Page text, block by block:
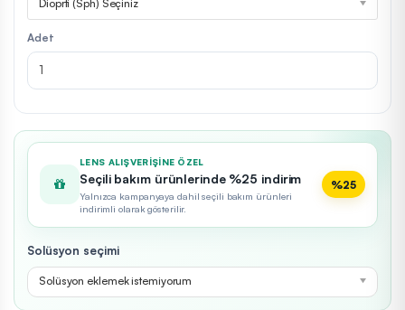
Dioprti (Sph) Seçiniz
Adet
LENS ALIŞVERIŞINE ÖZEL
Seçili bakım ürünlerinde %25 indirim
Yalnızca kampanyaya dahil seçili bakım ürünleri
indirimli olarak gösterilir.
%25
Solüsyon seçimi
Solüsyon eklemek istemiyorum